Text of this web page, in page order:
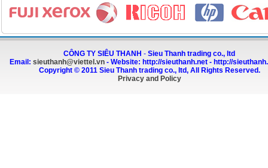
CÔNG TY SIÊU THANH -Sieu Thanh trading co., ltd
Email:sieuthanh@viettel.vn -Website: http://sieuthanh.net - http://
Copyright © 2011 Sieu Thanh trading co., ltd, All Rights Reserved.
Privacy and Policy